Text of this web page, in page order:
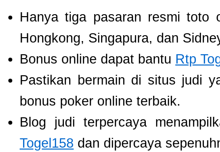
Hanya tiga pasaran resmi
Hongkong, Singapura, dan
Bonus online dapat bantu Rtp
Pastikan bermain di situs judi
bonus poker online terbaik.
Blog judi terpercaya
Togel158 dan dipercaya